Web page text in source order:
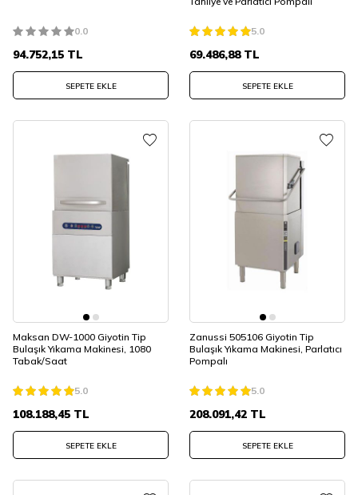
0.0
94.752,15 TL
SEPETE EKLE
5.0
69.486,88TL
SEPETE EKLE
Maksan DW-1000 Giyotin Tip
Bulaşık Yıkama Makinesi, 1080
Tabak/Saat
5.0
108.188,45 TL
SEPETE EKLE
Zanussi 505106 Giyotin Tip
Bulaşık Yıkama Makinesi, Parlatıcı
Pompalı
5.0
208.091,42 TL
SEPETE EKLE